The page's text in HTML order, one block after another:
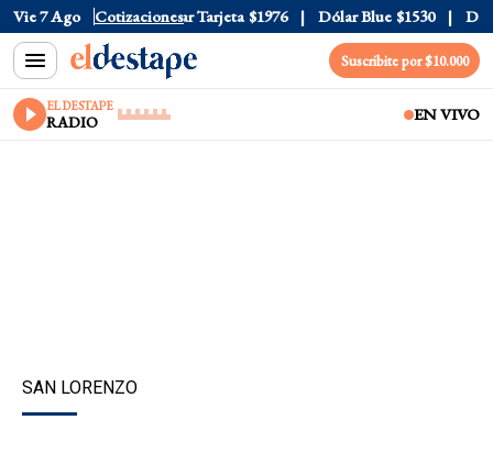
Vie 7 Ago Cotizaciones
Oficial $1520 Dólar Tarjeta $1976 Dólar Blue $1530 Dólar
Suscribite por $10.000
EL DESTAPE
RADIO EN VIVO
SAN LORENZO